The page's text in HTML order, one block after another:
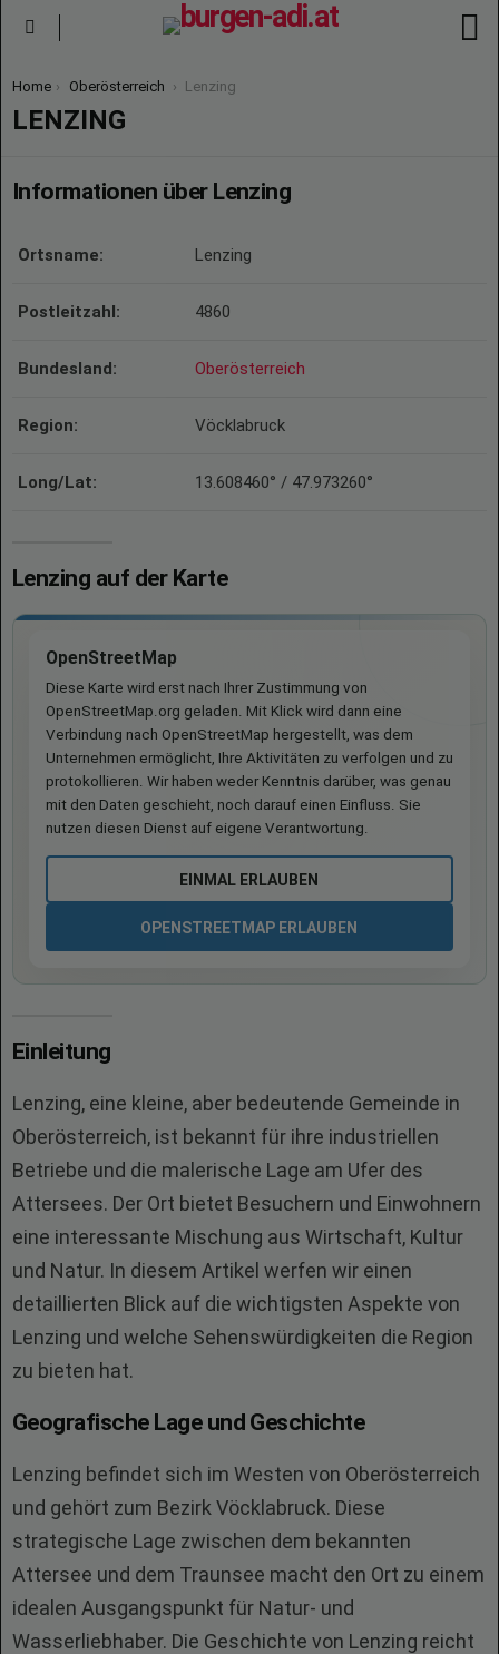
You are here:
Home Oberösterreich Lenzing
LENZING
Informationen über Lenzing
Ortsname: Lenzing
Postleitzahl: 4860
Bundesland: Oberösterreich
Region: Vöcklabruck
Long/Lat: 13.608460° / 47.973260°
Lenzing auf der Karte
OpenStreetMap
Diese Karte wird erst nach Ihrer Zustimmung von
OpenStreetMap.org geladen. Mit Klick wird dann eine
Verbindung nach OpenStreetMap hergestellt, was dem
Unternehmen ermöglicht, Ihre Aktivitäten zu verfolgen und zu
protokollieren. Wir haben weder Kenntnis darüber, was genau
mit den Daten geschieht, noch darauf einen Einfluss. Sie
nutzen diesen Dienst auf eigene Verantwortung.
EINMAL ERLAUBEN
OPENSTREETMAP ERLAUBEN
Einleitung
Lenzing, eine kleine, aber bedeutende Gemeinde in
Oberösterreich, ist bekannt für ihre industriellen
Betriebe und die malerische Lage am Ufer des
Attersees. Der Ort bietet Besuchern und Einwohnern
eine interessante Mischung aus Wirtschaft, Kultur
und Natur. In diesem Artikel werfen wir einen
detaillierten Blick auf die wichtigsten Aspekte von
Lenzing und welche Sehenswürdigkeiten die Region
zu bieten hat.
Geografische Lage und Geschichte
Lenzing befindet sich im Westen von Oberösterreich
und gehört zum Bezirk Vöcklabruck. Diese
strategische Lage zwischen dem bekannten
Attersee und dem Traunsee macht den Ort zu einem
idealen Ausgangspunkt für Natur- und
Wasserliebhaber. Die Geschichte von Lenzing reicht